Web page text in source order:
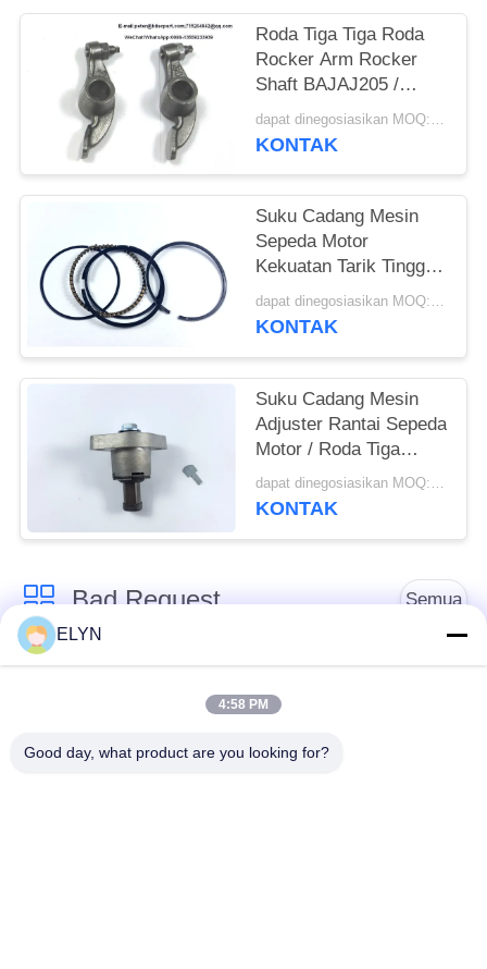
Roda Tiga Tiga Roda
Rocker Arm Rocker
Shaft BAJAJ205 /
BAJAJ 3W Warna
Hitam
dapat dinegosiasikan MOQ:500 set
KONTAK
Suku Cadang Mesin
Sepeda Motor
Kekuatan Tarik Tinggi
Cincin Piston CG125
Dia.56.5mm
dapat dinegosiasikan MOQ:300 PCS
KONTAK
Suku Cadang Mesin
Adjuster Rantai Sepeda
Motor / Roda Tiga
Presisi BM150
dapat dinegosiasikan MOQ:300 PCS
KONTAK
Bad Request Semua
Suku Cadang
Kit Piston Sepeda
Motor
Blok Mesin Sepeda
Suku Cadang Mesin
ELYN
4:58 PM
Good day, what product are you looking for?